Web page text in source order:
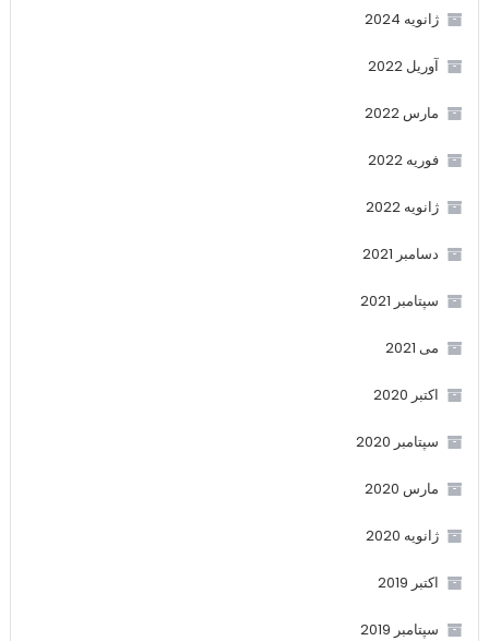
ژانویه 2024
آوریل 2022
مارس 2022
فوریه 2022
ژانویه 2022
دسامبر 2021
سپتامبر 2021
می 2021
اکتبر 2020
سپتامبر 2020
مارس 2020
ژانویه 2020
اکتبر 2019
سپتامبر 2019